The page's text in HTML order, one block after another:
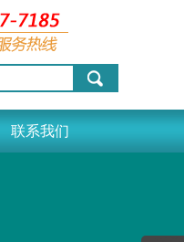
联系我们